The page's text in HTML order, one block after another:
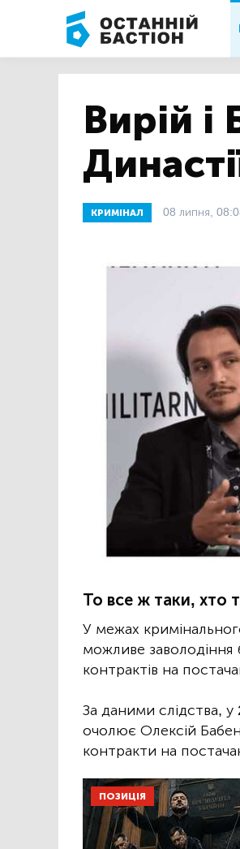
Вирій і
КРИМІНАЛ 08 липня,
То все ж таки, хто
У межах
можливе
контрактів на
За даними слідства, у
очолює Олексій
контракти на
ПОЗИЦІЯ